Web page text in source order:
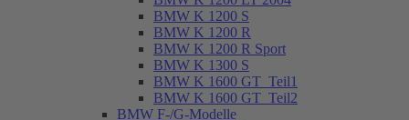
BMW K 1200 S
BMW K 1200 R
BMW K 1200 R Sport
BMW K 1300 S
BMW K 1600 GT_Teil1
BMW K 1600 GT_Teil2
BMW F-/G-Modelle